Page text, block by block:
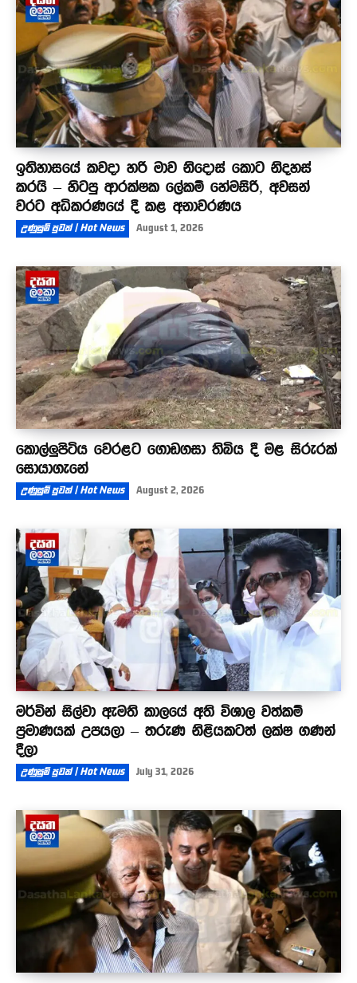
ඉතිහාසයේ කවදා හරි මාව නිදොස් කොට නිදහස්
කරයි – හිටපු ආරක්ෂක ලේකම් හේමසිරි, අවසන්
වරට අධිකරණයේ දී කළ අනාවරණය
උණුසුම් පුවත් | Hot News August 1, 2026
කොල්ලුපිටිය වෙරළට ගොඩගසා තිබිය දී මළ සිරුරක්
සොයාගැනේ
උණුසුම් පුවත් | Hot News August 2, 2026
මර්වින් සිල්වා ඇමති කාලයේ අති විශාල වත්කම්
ප්‍රමාණයක් උපයලා – තරුණ නිළියකටත් ලක්ෂ ගණන්
දීලා
උණුසුම් පුවත් | Hot News July 31, 2026